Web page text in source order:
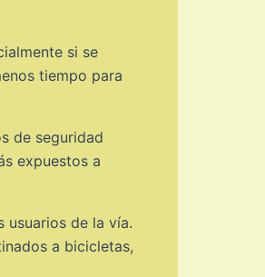
si se
tiempo para
de seguridad
expuestos a
de la vía.
a bicicletas,